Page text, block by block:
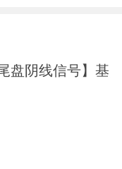
盘阴线信号】基